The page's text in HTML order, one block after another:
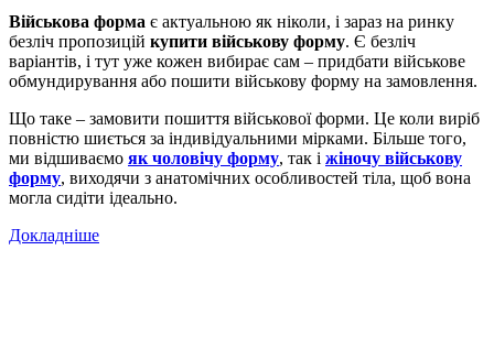
Військова форма є актуальною як ніколи, і зараз на ринку
безліч пропозицій купити військову форму. Є безліч
варіантів, і тут уже кожен вибирає сам – придбати військове
обмундирування або пошити військову форму на замовлення.
Що таке – замовити пошиття військової форми. Це коли виріб
повністю шиється за індивідуальними мірками. Більше того,
ми відшиваємо як чоловічу форму, так і жіночу військову
форму, виходячи з анатомічних особливостей тіла, щоб вона
могла сидіти ідеально.
Докладніше